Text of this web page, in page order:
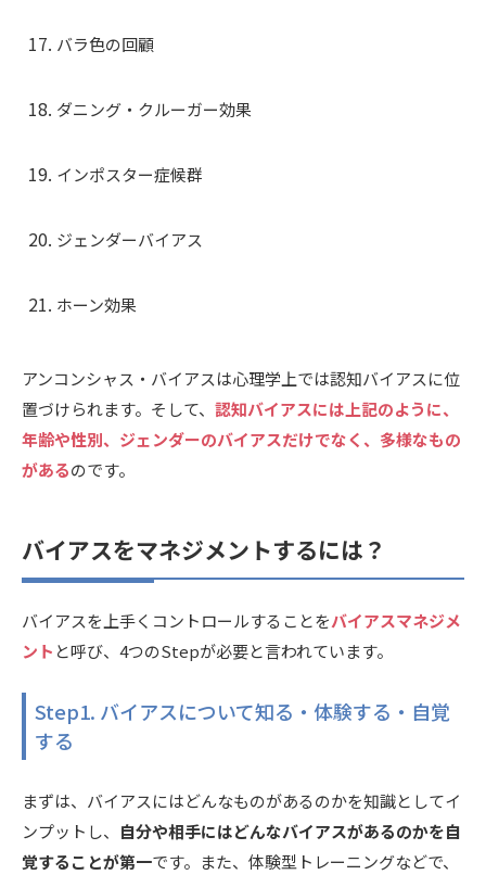
バラ色の回顧
ダニング・クルーガー効果
インポスター症候群
ジェンダーバイアス
ホーン効果
アンコンシャス・バイアスは心理学上では認知バイアスに位
置づけられます。そして、 認知バイアスには上記のように、
年齢や性別、ジェンダーのバイアスだけでなく、多様なもの
があるのです。
バイアスをマネジメントするには？
バイアスを上手くコントロールすることをバイアスマネジメ
ント と呼び、4つのStepが必要と言われています。
Step1. バイアスについて知る・体験する・自覚
する
まずは、バイアスにはどんなものがあるのかを知識としてイ
ンプットし、 自分や相手にはどんなバイアスがあるのかを自
覚することが第一です。また、体験型トレーニングなどで、